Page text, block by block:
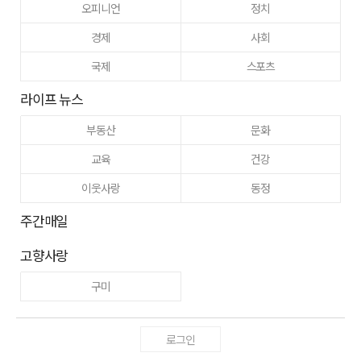
오피니언
정치
경제
사회
국제
스포츠
라이프 뉴스
부동산
문화
교육
건강
이웃사랑
동정
주간매일
고향사랑
구미
로그인